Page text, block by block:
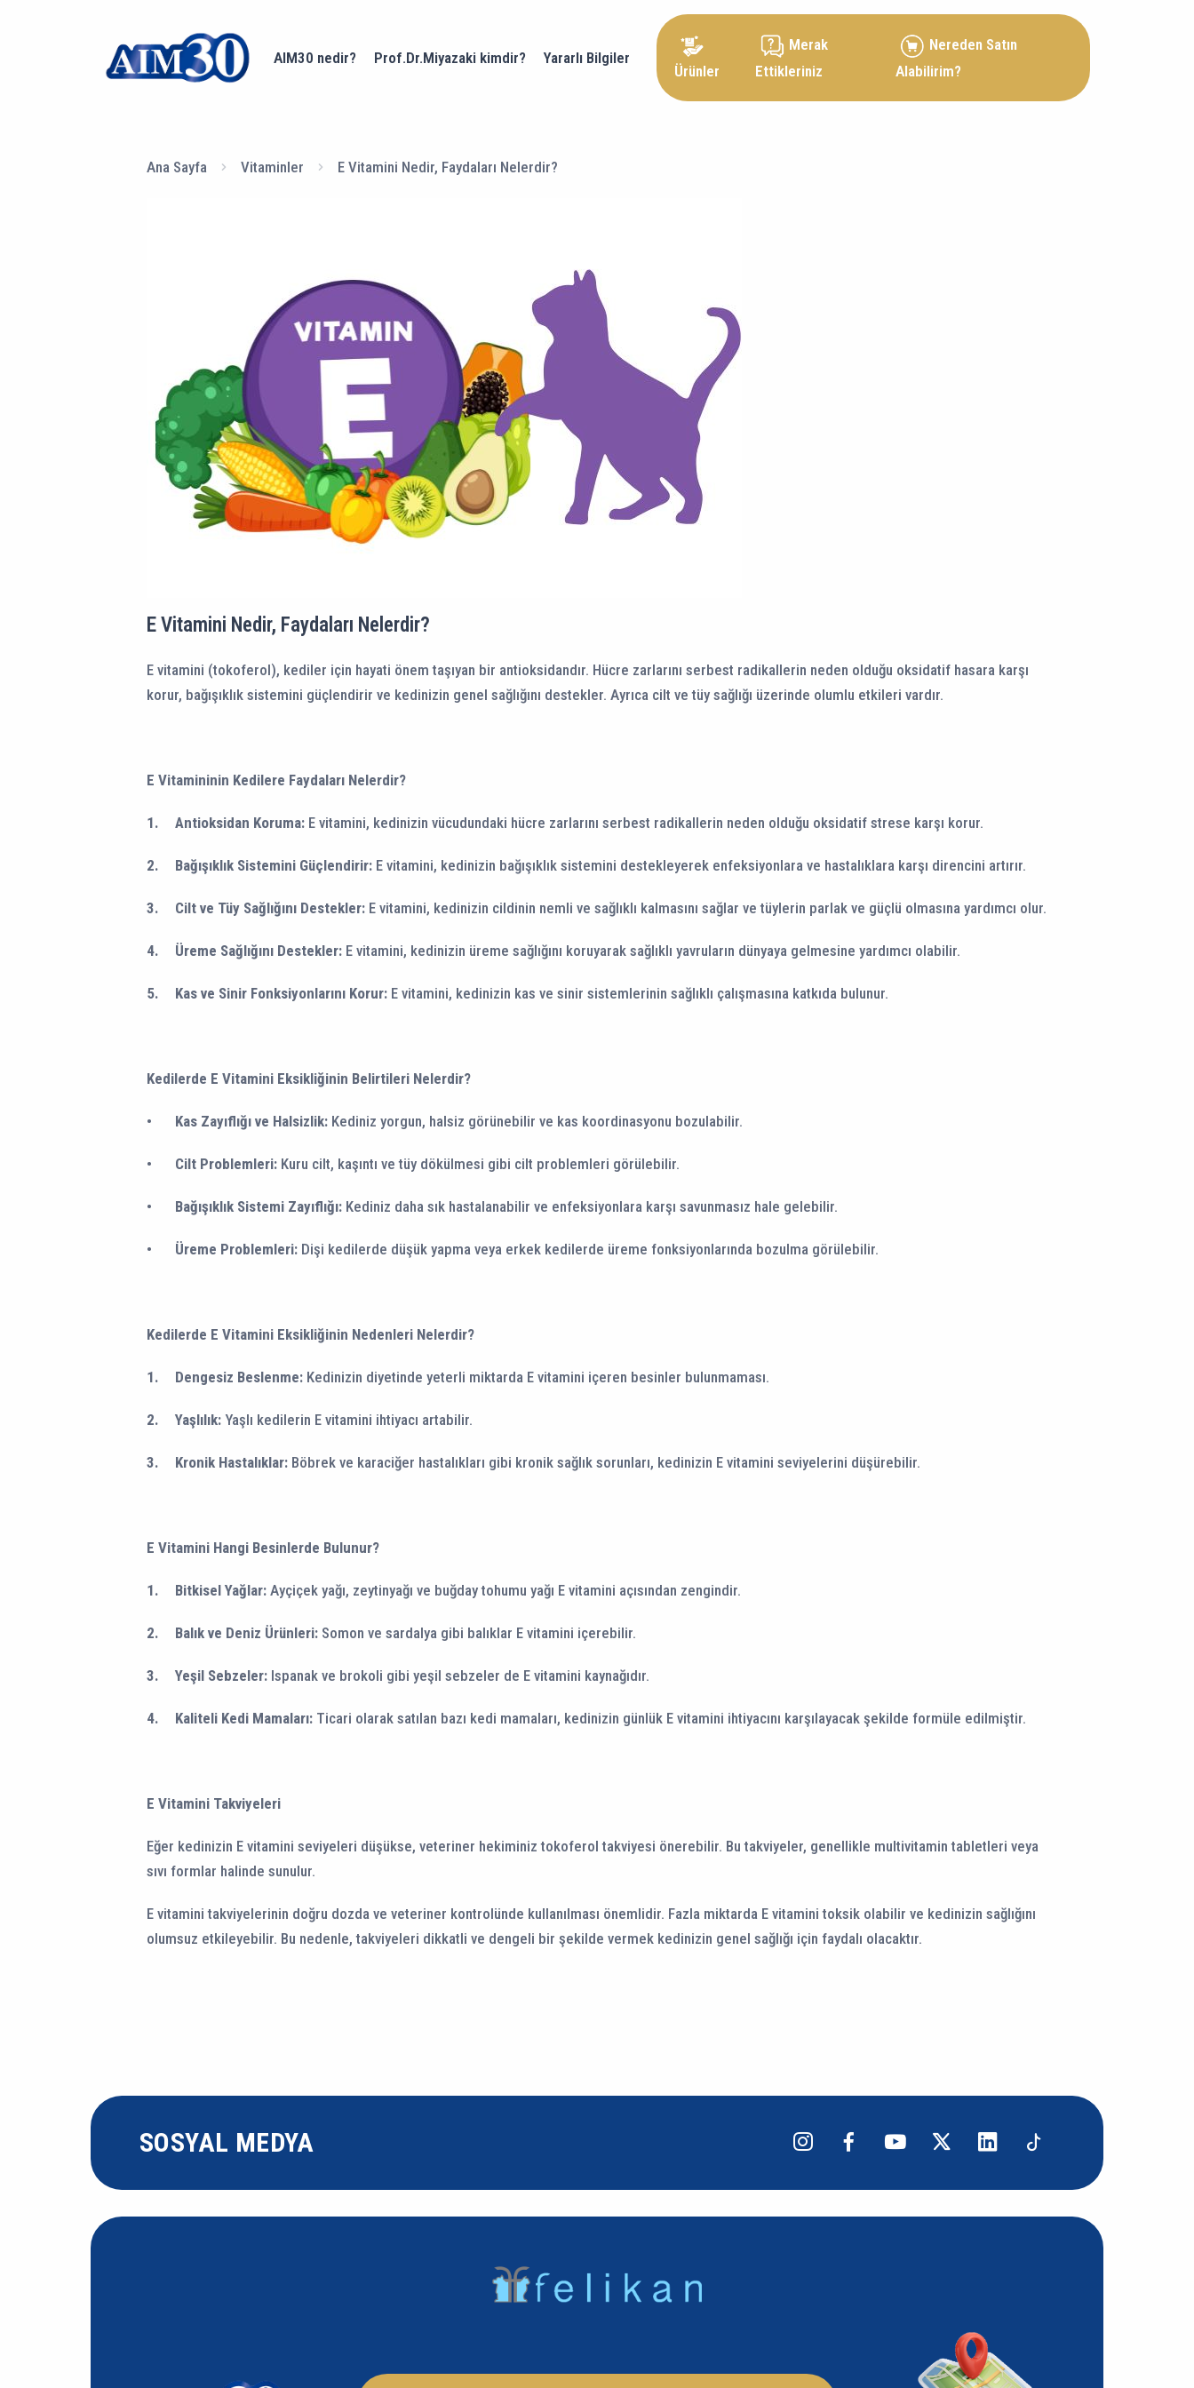
AIM30 nedir? Prof.Dr.Miyazaki kimdir? Yararlı Bilgiler
Ürünler
Merak
Ettikleriniz
Nereden Satın
Alabilirim?
Ana Sayfa Vitaminler E Vitamini Nedir, Faydaları Nelerdir?
E Vitamini Nedir, Faydaları Nelerdir?
E vitamini (tokoferol), kediler için hayati önem taşıyan bir antioksidandır. Hücre zarlarını serbest radikallerin neden olduğu oksidatif hasara karşı
korur, bağışıklık sistemini güçlendirir ve kedinizin genel sağlığını destekler. Ayrıca cilt ve tüy sağlığı üzerinde olumlu etkileri vardır.
E Vitamininin Kedilere Faydaları Nelerdir?
1. Antioksidan Koruma:E vitamini, kedinizin vücudundaki hücre zarlarını serbest radikallerin neden olduğu oksidatif strese karşı korur.
2. Bağışıklık Sistemini Güçlendirir: E vitamini, kedinizin bağışıklık sistemini destekleyerek enfeksiyonlara ve hastalıklara karşı direncini artırır.
3. Cilt ve Tüy Sağlığını Destekler: E vitamini, kedinizin cildinin nemli ve sağlıklı kalmasını sağlar ve tüylerin parlak ve güçlü olmasına yardımcı olur.
4. Üreme Sağlığını Destekler: E vitamini, kedinizin üreme sağlığını koruyarak sağlıklı yavruların dünyaya gelmesine yardımcı olabilir.
5. Kas ve Sinir Fonksiyonlarını Korur:E vitamini, kedinizin kas ve sinir sistemlerinin sağlıklı çalışmasına katkıda bulunur.
Kedilerde E Vitamini Eksikliğinin Belirtileri Nelerdir?
• Kas Zayıflığı ve Halsizlik: Kediniz yorgun, halsiz görünebilir ve kas koordinasyonu bozulabilir.
• Cilt Problemleri:Kuru cilt, kaşıntı ve tüy dökülmesi gibi cilt problemleri görülebilir.
• Bağışıklık Sistemi Zayıflığı:Kediniz daha sık hastalanabilir ve enfeksiyonlara karşı savunmasız hale gelebilir.
• Üreme Problemleri:Dişi kedilerde düşük yapma veya erkek kedilerde üreme fonksiyonlarında bozulma görülebilir.
Kedilerde E Vitamini Eksikliğinin Nedenleri Nelerdir?
1. Dengesiz Beslenme:Kedinizin diyetinde yeterli miktarda E vitamini içeren besinler bulunmaması.
2. Yaşlılık:Yaşlı kedilerin E vitamini ihtiyacı artabilir.
3. Kronik Hastalıklar: Böbrek ve karaciğer hastalıkları gibi kronik sağlık sorunları, kedinizin E vitamini seviyelerini düşürebilir.
E Vitamini Hangi Besinlerde Bulunur?
1. Bitkisel Yağlar: Ayçiçek yağı, zeytinyağı ve buğday tohumu yağı E vitamini açısından zengindir.
2. Balık ve Deniz Ürünleri:Somon ve sardalya gibi balıklar E vitamini içerebilir.
3. Yeşil Sebzeler: Ispanak ve brokoli gibi yeşil sebzeler de E vitamini kaynağıdır.
4. Kaliteli Kedi Mamaları: Ticari olarak satılan bazı kedi mamaları, kedinizin günlük E vitamini ihtiyacını karşılayacak şekilde formüle edilmiştir.
E Vitamini Takviyeleri
Eğer kedinizin E vitamini seviyeleri düşükse, veteriner hekiminiz tokoferol takviyesi önerebilir. Bu takviyeler, genellikle multivitamin tabletleri veya
sıvı formlar halinde sunulur.
E vitamini takviyelerinin doğru dozda ve veteriner kontrolünde kullanılması önemlidir. Fazla miktarda E vitamini toksik olabilir ve kedinizin sağlığını
olumsuz etkileyebilir. Bu nedenle, takviyeleri dikkatli ve dengeli bir şekilde vermek kedinizin genel sağlığı için faydalı olacaktır.
SOSYAL MEDYA